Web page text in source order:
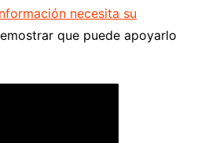
necesita su
que puede apoyarlo